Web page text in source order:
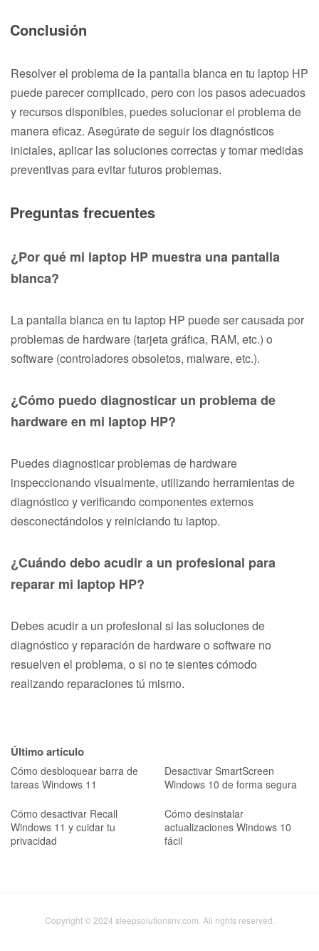
Conclusión
Resolver el problema de la pantalla blanca en tu laptop HP
puede parecer complicado, pero con los pasos adecuados
y recursos disponibles, puedes solucionar el problema de
manera eficaz. Asegúrate de seguir los diagnósticos
iniciales, aplicar las soluciones correctas y tomar medidas
preventivas para evitar futuros problemas.
Preguntas frecuentes
¿Por qué mi laptop HP muestra una pantalla
blanca?
La pantalla blanca en tu laptop HP puede ser causada por
problemas de hardware (tarjeta gráfica, RAM, etc.) o
software (controladores obsoletos, malware, etc.).
¿Cómo puedo diagnosticar un problema de
hardware en mi laptop HP?
Puedes diagnosticar problemas de hardware
inspeccionando visualmente, utilizando herramientas de
diagnóstico y verificando componentes externos
desconectándolos y reiniciando tu laptop.
¿Cuándo debo acudir a un profesional para
reparar mi laptop HP?
Debes acudir a un profesional si las soluciones de
diagnóstico y reparación de hardware o software no
resuelven el problema, o si no te sientes cómodo
realizando reparaciones tú mismo.
Último artículo
Cómo desbloquear barra de
tareas Windows 11
Desactivar SmartScreen
Windows 10 de forma segura
Cómo desactivar Recall
Windows 11 y cuidar tu
privacidad
Cómo desinstalar
actualizaciones Windows 10
fácil
Copyright © 2024 sleepsolutionsnv.com. All rights reserved.